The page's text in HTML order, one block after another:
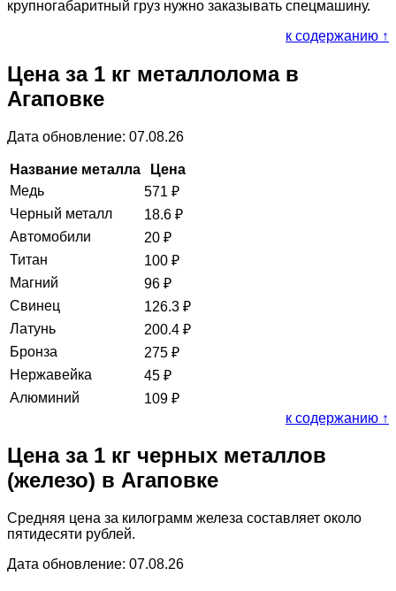
крупногабаритный груз нужно заказывать спецмашину.
к содержанию ↑
Цена за 1 кг металлолома в
Агаповке
Дата обновление: 07.08.26
Название металла
Цена
Медь
571 ₽
Черный металл
18.6 ₽
Автомобили
20 ₽
Титан
100 ₽
Магний
96 ₽
Свинец
126.3 ₽
Латунь
200.4 ₽
Бронза
275 ₽
Нержавейка
45 ₽
Алюминий
109 ₽
к содержанию ↑
Цена за 1 кг черных металлов
(железо) в Агаповке
Средняя цена за килограмм железа составляет около
пятидесяти рублей.
Дата обновление: 07.08.26